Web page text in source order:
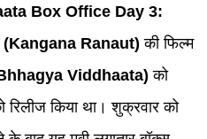
Box Office Day 3:
(Kangana Ranaut)की फिल्म
Bhhagya Viddhaata) को
रिलीज किया था। शुक्रवार को